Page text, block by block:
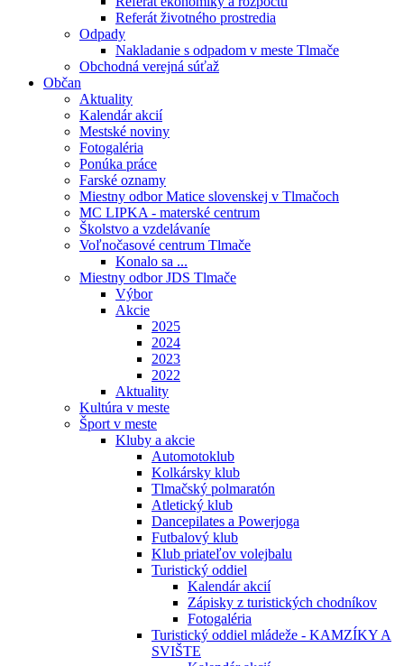
Referát životného prostredia
Odpady
Nakladanie s odpadom v meste Tlmače
Obchodná verejná súťaž
Občan
Aktuality
Kalendár akcií
Mestské noviny
Fotogaléria
Ponúka práce
Farské oznamy
Miestny odbor Matice slovenskej v Tlmačoch
MC LIPKA - materské centrum
Školstvo a vzdelávaníe
Voľnočasové centrum Tlmače
Konalo sa ...
Miestny odbor JDS Tlmače
Výbor
Akcie
2025
2024
2023
2022
Aktuality
Kultúra v meste
Šport v meste
Kluby a akcie
Automotoklub
Kolkársky klub
Tlmačský polmaratón
Atletický klub
Dancepilates a Powerjoga
Futbalový klub
Klub priateľov volejbalu
Turistický oddiel
Kalendár akcií
Zápisky z turistických chodníkov
Fotogaléria
Turistický oddiel mládeže - KAMZÍKY A
SVIŠTE